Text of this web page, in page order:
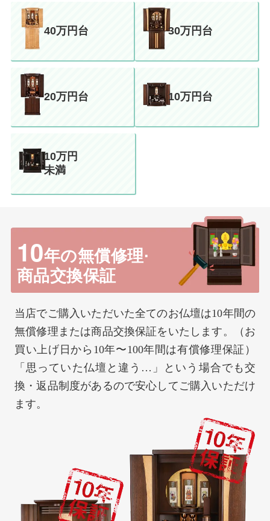
40万円台 30万円台
20万円台 10万円台
10万円
未満
10年の無償修理·
商品交換保証
当店でご購入いただいた全てのお仏壇は10年間の
無償修理または商品交換保証をいたします。（お
買い上げ日から10年〜100年間は有償修理保証）
「思っていた仏壇と違う…」という場合でも交
換・返品制度があるので安心してご購入いただけ
ます。